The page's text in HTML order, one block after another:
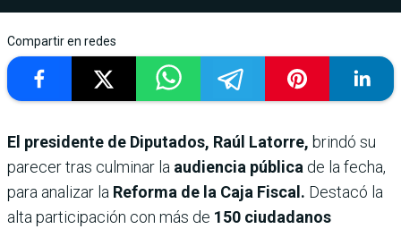
Compartir en redes
El presidente de Diputados, Raúl Latorre, brindó su
parecer tras culminar la audiencia pública de la fecha,
para analizar la Reforma de la Caja Fiscal. Destacó la
alta participación con más de 150 ciudadanos